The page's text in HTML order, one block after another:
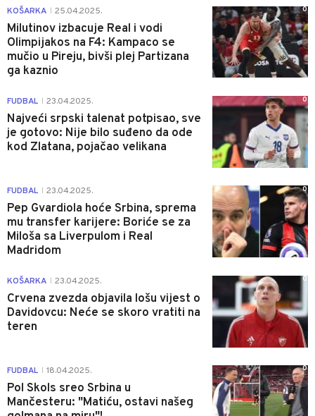
KOŠARKA 25.04.2025.
Milutinov izbacuje Real i vodi
Olimpijakos na F4: Kampaco se
mučio u Pireju, bivši plej Partizana
ga kaznio
0
FUDBAL 23.04.2025.
Najveći srpski talenat potpisao, sve
je gotovo: Nije bilo suđeno da ode
kod Zlatana, pojačao velikana
0
FUDBAL 23.04.2025.
Pep Gvardiola hoće Srbina, sprema
mu transfer karijere: Boriće se za
Miloša sa Liverpulom i Real
Madridom
0
KOŠARKA 23.04.2025.
Crvena zvezda objavila lošu vijest o
Davidovcu: Neće se skoro vratiti na
teren
0
FUDBAL 18.04.2025.
Pol Skols sreo Srbina u
Mančesteru: "Matiću, ostavi našeg
0